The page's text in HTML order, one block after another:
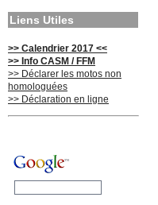
Liens Utiles
>> Calendrier 2017 <<
>> Info CASM / FFM
>> Déclarer les motos non
homologuées
>> Déclaration en ligne